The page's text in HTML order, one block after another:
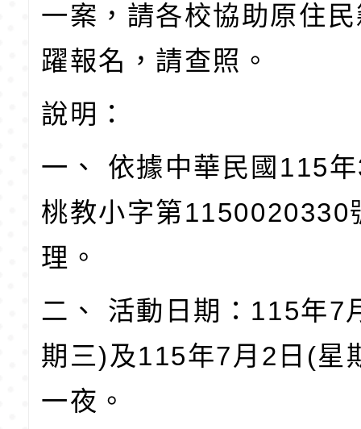
一案，請各校協助原住
躍報名，請查照。
說明：
一、 依據中華民國115
桃教小字第1150020330
理。
二、 活動日期：115年7
期三)及115年7月2日(星
一夜。